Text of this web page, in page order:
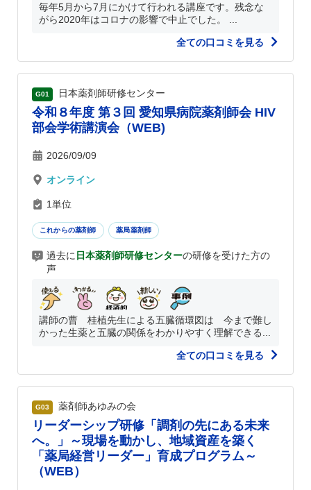
毎年5月から7月にかけて行われる講座です。残念な
がら2020年はコロナの影響で中止でした。 ...
全ての口コミを見る
G01 日本薬剤師研修センター
令和８年度 第３回 愛知県病院薬剤師会 HIV
部会学術講演会（WEB)
2026/09/09
オンライン
1単位
これからの薬剤師 薬局薬剤師
過去に 日本薬剤師研修センターの研修を受けた方の
声
講師の曹 桂植先生による五臓循環図は 今まで難し
かった生薬と五臓の関係をわかりやすく理解できる...
全ての口コミを見る
G03 薬剤師あゆみの会
リーダーシップ研修「調剤の先にある未来
へ。」～現場を動かし、地域資産を築く
「薬局経営リーダー」育成プログラム～
（WEB）